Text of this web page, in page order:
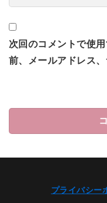
次回のコメントで使
前、メールアドレス、
プライバシー